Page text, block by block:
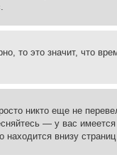
то это значит, что
никто еще не
— у вас
внизу